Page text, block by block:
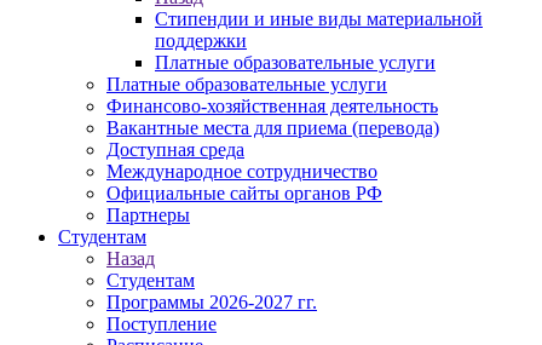
Стипендии и иные виды материальной
поддержки
Платные образовательные услуги
Платные образовательные услуги
Финансово-хозяйственная деятельность
Вакантные места для приема (перевода)
Доступная среда
Международное сотрудничество
Официальные сайты органов РФ
Партнеры
Студентам
Назад
Студентам
Программы 2026-2027 гг.
Поступление